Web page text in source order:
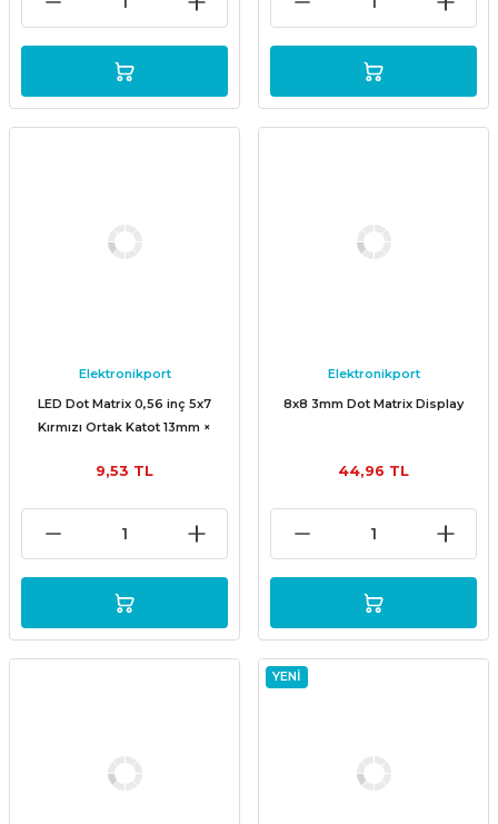
Elektronikport
LED Dot Matrix 0,56 inç 5x7
Kırmızı Ortak Katot 13mm ×
9,53 TL
Elektronikport
8x8 3mm Dot Matrix Display
44,96 TL
YENİ